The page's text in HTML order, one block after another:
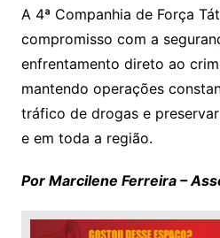
A 4ª Companhia de Força
compromisso com a
enfrentamento direto ao
mantendo operações
tráfico de drogas e
e em toda a região.
Por Marcilene Ferreira –